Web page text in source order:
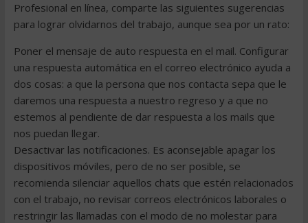
Profesional en línea, comparte las siguientes sugerencias
para lograr olvidarnos del trabajo, aunque sea por un rato:
Poner el mensaje de auto respuesta en el mail. Configurar
una respuesta automática en el correo electrónico ayuda a
dos cosas: a que la persona que nos contacta sepa que le
daremos una respuesta a nuestro regreso y a que no
estemos al pendiente de dar respuesta a los mails que
nos puedan llegar.
Desactivar las notificaciones. Es aconsejable apagar los
dispositivos móviles, pero de no ser posible, se
recomienda silenciar aquellos chats que estén relacionados
con el trabajo, no revisar correos electrónicos laborales o
restringir las llamadas con el modo de no molestar para